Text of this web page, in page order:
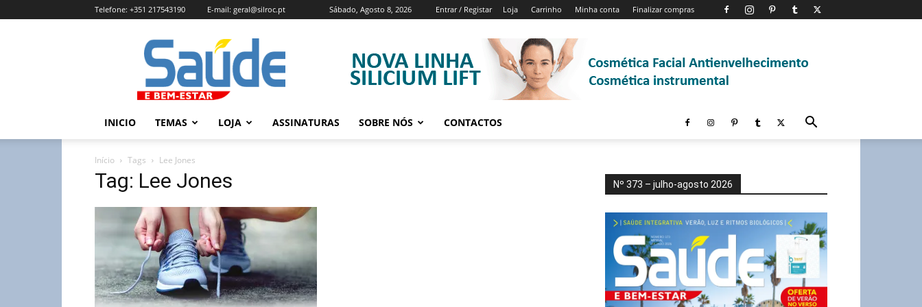
Sábado, Agosto 8, 2026 Entrar / Registar Loja Carrinho Minha conta Finalizar compras
Telefone: +351 217543190 E-mail: geral@silroc.pt
Revista
Saúde
e
Bem
Estar
Edição
INICIO TEMAS LOJA ASSINATURAS SOBRE NÓS CONTACTOS
Início Tags Lee Jones
Tag: Lee Jones Nº 373 – julho-agosto 2026